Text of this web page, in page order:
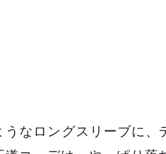
うなロングスリーブに、